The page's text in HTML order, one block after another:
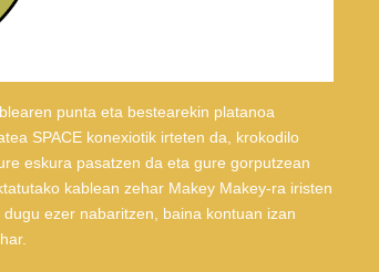
punta eta bestearekin platanoa
SPACE konexiotik irteten da, krokodilo
eskura pasatzen da eta gure gorputzean
kablean zehar Makey Makey-ra iristen
ezer nabaritzen, baina kontuan izan